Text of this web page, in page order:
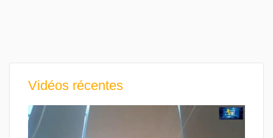
Vidéos récentes